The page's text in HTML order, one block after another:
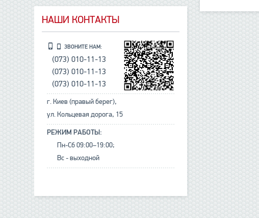
НАШИ КОНТАКТЫ
ЗВОНИТЕ НАМ:
(073) 010-11-13
(073) 010-11-13
(073) 010-11-13
г. Киев (правый берег),
ул. Кольцевая дорога, 15
РЕЖИМ РАБОТЫ:
Пн-Сб 09:00–19:00;
Вс - выходной